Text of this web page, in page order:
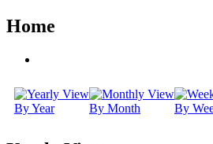
Home
By Year By Month By